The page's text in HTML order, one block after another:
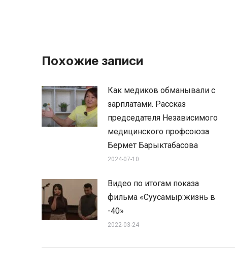
Похожие записи
Как медиков обманывали с
зарплатами. Рассказ
председателя Независимого
медицинского профсоюза
Бермет Барыктабасова
2024-07-10
Видео по итогам показа
фильма «Суусамыр:жизнь в
-40»
2022-03-24